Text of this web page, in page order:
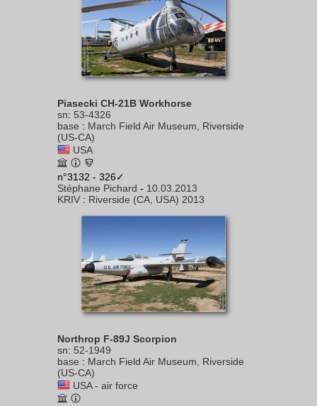
Piasecki CH-21B Workhorse
sn: 53-4326
base : March Field Air Museum, Riverside
(US-CA)
USA
n°3132 - 326✓
Stéphane Pichard - 10.03.2013
KRIV : Riverside (CA, USA) 2013
Northrop F-89J Scorpion
sn: 52-1949
base : March Field Air Museum, Riverside
(US-CA)
USA - air force